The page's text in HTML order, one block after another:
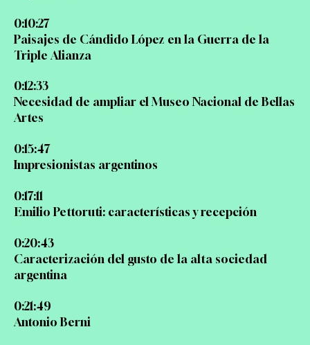
0:10:27
Paisajes de Cándido López en la Guerra de la
Triple Alianza
0:12:33
Necesidad de ampliar el Museo Nacional de Bellas
Artes
0:15:47
Impresionistas argentinos
0:17:11
Emilio Pettoruti: características y recepción
0:20:43
Caracterización del gusto de la alta sociedad
argentina
0:21:49
Antonio Berni